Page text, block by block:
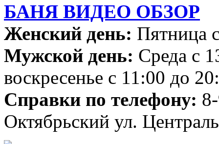
БАНЯ ВИДЕО ОБЗОР
Женский день: Пятница
Мужской день: Среда с
воскресенье с 11:00 до
Справки по телефону:
Октябрьский ул.